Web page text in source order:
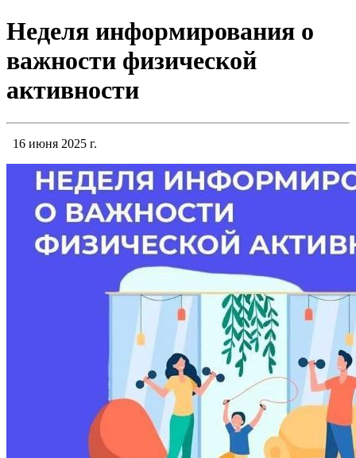
Неделя информирования о
важности физической
активности
16 июня 2025 г.